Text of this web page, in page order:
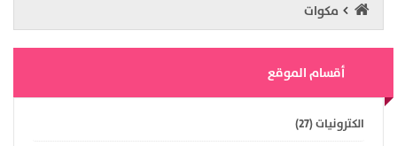
مكوات
أقسام الموقع
الكترونيات (27)